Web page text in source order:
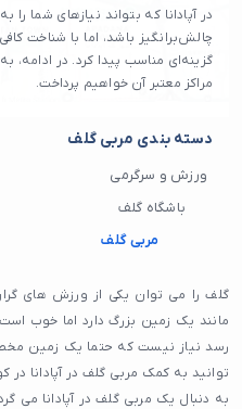
در آپادانا که بتواند نیازهای شما
چالش‌برانگیز باشد، اما با شناخت
گزینه‌ای مناسب پیدا کرد. در ادامه،
مراکز معتبر آن خواهیم پرداخت.
دسته بندی مربی گلف
ورزش و سرگرمی
باشگاه گلف
مربی گلف
گلف را می توان یکی از ورزش های
مانند یک زمین بزرگ دارد اما خوب
رسد نیاز نیست که حتما یک زمین
توانید به کمک مربی گلف در آپادانا
به دنبال یک مربی گلف در آپادانا می